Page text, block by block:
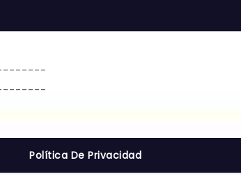
Política De Privacidad